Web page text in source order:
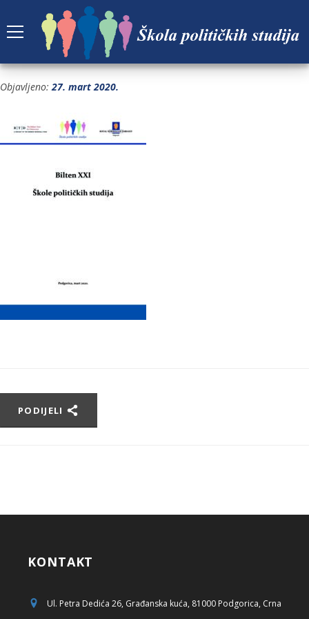
BILTEN-21-SPS-CG
Objavljeno: 27. mart 2020.
PODIJELI
KONTAKT
Ul. Petra Dedića 26, Građanska kuća, 81000 Podgorica, Crna